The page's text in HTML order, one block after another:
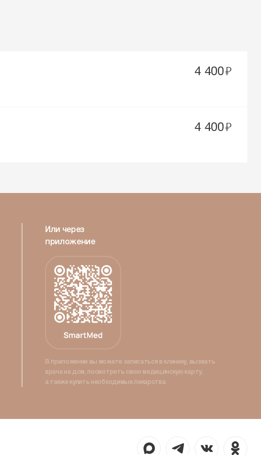
4 400руб.
4 400руб.
Или через
приложение
В приложении вы можете записаться в клинику, вызвать
врача на дом, посмотреть свою медицинскую карту,
а также купить необходимые лекарства.